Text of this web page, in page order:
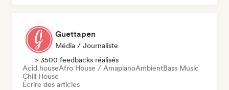
Guettapen
Média / Journaliste
> 3500 feedbacks réalisés
Acid houseAfro House / AmapianoAmbientBass Music
Chill House
Écrire des articles